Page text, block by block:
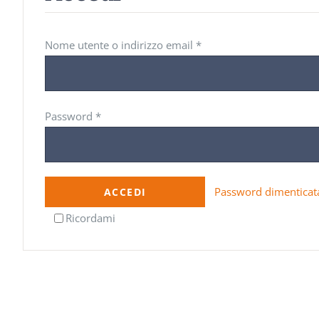
Nome utente o indirizzo email *
Password *
Ricordami
ACCEDI Password